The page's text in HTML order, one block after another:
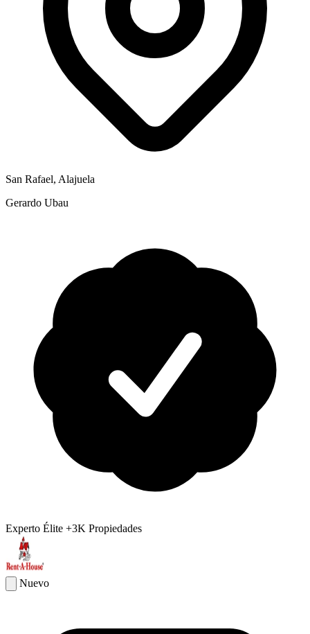
San Rafael, Alajuela
Gerardo Ubau
Experto Élite +3K Propiedades
Nuevo